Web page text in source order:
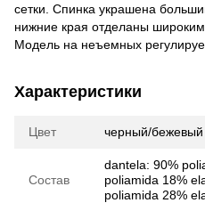
сетки. Спинка украшена
нижние края отделаны
Модель на неъемных
Характеристики
Цвет черный/бежевый
Состав
dantela: 90%
poliamida 18%
poliamida 28%